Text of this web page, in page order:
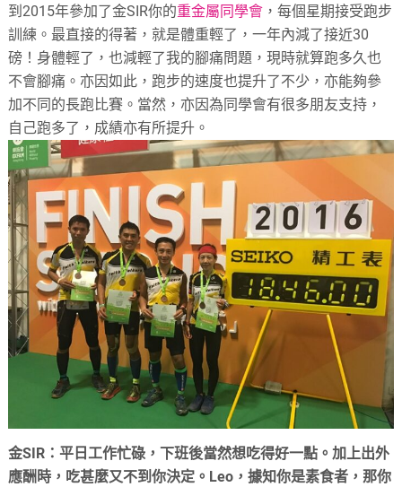
到2015年參加了金SIR你的重金屬同學會 ，每個星期接受跑步
訓練。最直接的得著，就是體重輕了，一年內減了接近30
磅！身體輕了，也減輕了我的腳痛問題，現時就算跑多久也
不會腳痛。亦因如此，跑步的速度也提升了不少，亦能夠參
加不同的長跑比賽。當然，亦因為同學會有很多朋友支持，
自己跑多了，成績亦有所提升。
金SIR：平日工作忙碌，下班後當然想吃得好一點。加上出外
應酬時，吃甚麼又不到你決定。Leo，據知你是素食者，那你